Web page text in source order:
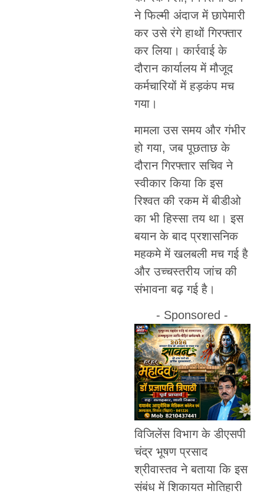
ने फिल्मी अंदाज में छापेमारी
कर उसे रंगे हाथों गिरफ्तार
कर लिया। कार्रवाई के
दौरान कार्यालय में मौजूद
कर्मचारियों में हड़कंप मच
गया।
मामला उस समय और गंभीर
हो गया, जब पूछताछ के
दौरान गिरफ्तार सचिव ने
स्वीकार किया कि इस
रिश्वत की रकम में बीडीओ
का भी हिस्सा तय था। इस
बयान के बाद प्रशासनिक
महकमे में खलबली मच गई है
और उच्चस्तरीय जांच की
संभावना बढ़ गई है।
- Sponsored -
विजिलेंस विभाग के डीएसपी
चंद्र भूषण प्रसाद
श्रीवास्तव ने बताया कि इस
संबंध में शिकायत मोतिहारी